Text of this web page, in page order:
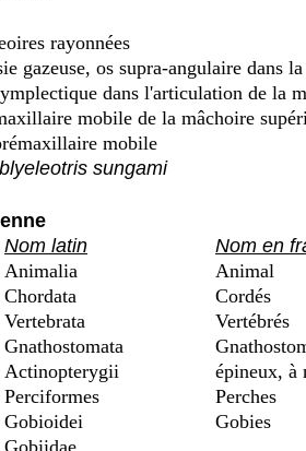
rayonnées
gazeuse, os supra-angulaire dans
dans l'articulation de la
mobile de la mâchoire
mobile
sungami
Nom latin
Nom en
Animalia
Animal
Chordata
Cordés
Vertebrata
Vertébrés
Gnathostomata
Actinopterygii
épineux, à
Perciformes
Perches
Gobioidei
Gobies
Gobiidae